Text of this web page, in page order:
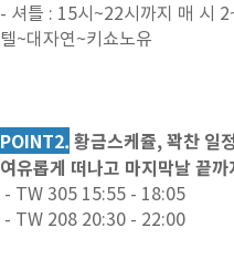
- 셔틀 : 15시~22시까지 매 시
텔~대자연~키쇼노유
POINT2. 황금스케쥴, 꽉찬 일
여유롭게 떠나고 마지막날 끝
- TW 305 15:55 - 18:05
- TW 208 20:30 - 22:00